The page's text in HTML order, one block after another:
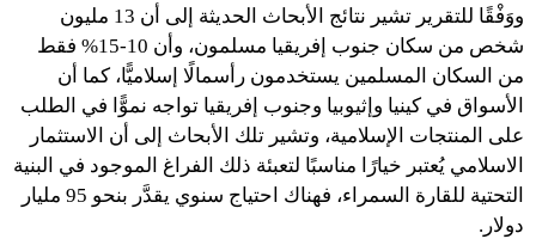
ووَفْقًا للتقرير تشير نتائج الأبحاث الحديثة إلى أن 13 مليون
شخص من سكان جنوب إفريقيا مسلمون، وأن 10-15% فقط
من السكان المسلمين يستخدمون رأسمالًا إسلاميًّا، كما أن
الأسواق في كينيا وإثيوبيا وجنوب إفريقيا تواجه نموًّا في الطلب
على المنتجات الإسلامية، وتشير تلك الأبحاث إلى أن الاستثمار
الاسلامي يُعتبر خيارًا مناسبًا لتعبئة ذلك الفراغ الموجود في البنية
التحتية للقارة السمراء، فهناك احتياج سنوي يقدَّر بنحو 95 مليار
دولار.